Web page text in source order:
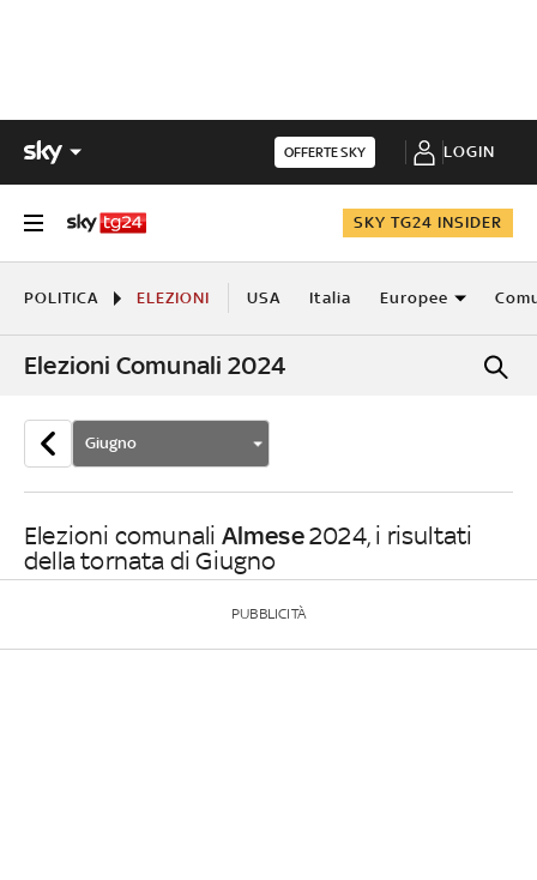
OFFERTE SKY LOGIN
SKY TG24 INSIDER
POLITICA ELEZIONI USA Italia Europee
Elezioni Comunali 2024
Giugno
Elezioni comunali Almese2024, i risultati
della tornata di Giugno
PUBBLICITÀ